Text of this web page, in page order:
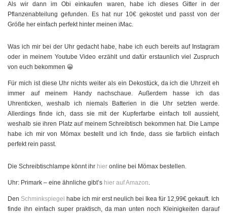
Als wir dann im Obi einkaufen waren, habe ich dieses Gitter in der
Pflanzenabteilung gefunden. Es hat nur 10€ gekostet und passt von der
Größe her einfach perfekt hinter meinen iMac.
Was ich mir bei der Uhr gedacht habe, habe ich euch bereits auf Instagram
oder in meinem Youtube Video erzählt und dafür erstaunlich viel Zuspruch
von euch bekommen 😀
Für mich ist diese Uhr nichts weiter als ein Dekostück, da ich die Uhrzeit eh
immer auf meinem Handy nachschaue. Außerdem hasse ich das
Uhrenticken, weshalb ich niemals Batterien in die Uhr setzten werde.
Allerdings finde ich, dass sie mit der Kupferfarbe einfach toll aussieht,
weshalb sie ihren Platz auf meinem Schreibtisch bekommen hat. Die Lampe
habe ich mir von Mömax bestellt und ich finde, dass sie farblich einfach
perfekt rein passt.
Die Schreibtischlampe könnt ihr hier online bei Mömax bestellen.
Uhr: Primark – eine ähnliche gibt’s hier auf Amazon.
Den Schminkspiegel
habe ich mir erst neulich bei Ikea für 12,99€ gekauft. Ich
finde ihn einfach super praktisch, da man unten noch Kleinigkeiten darauf